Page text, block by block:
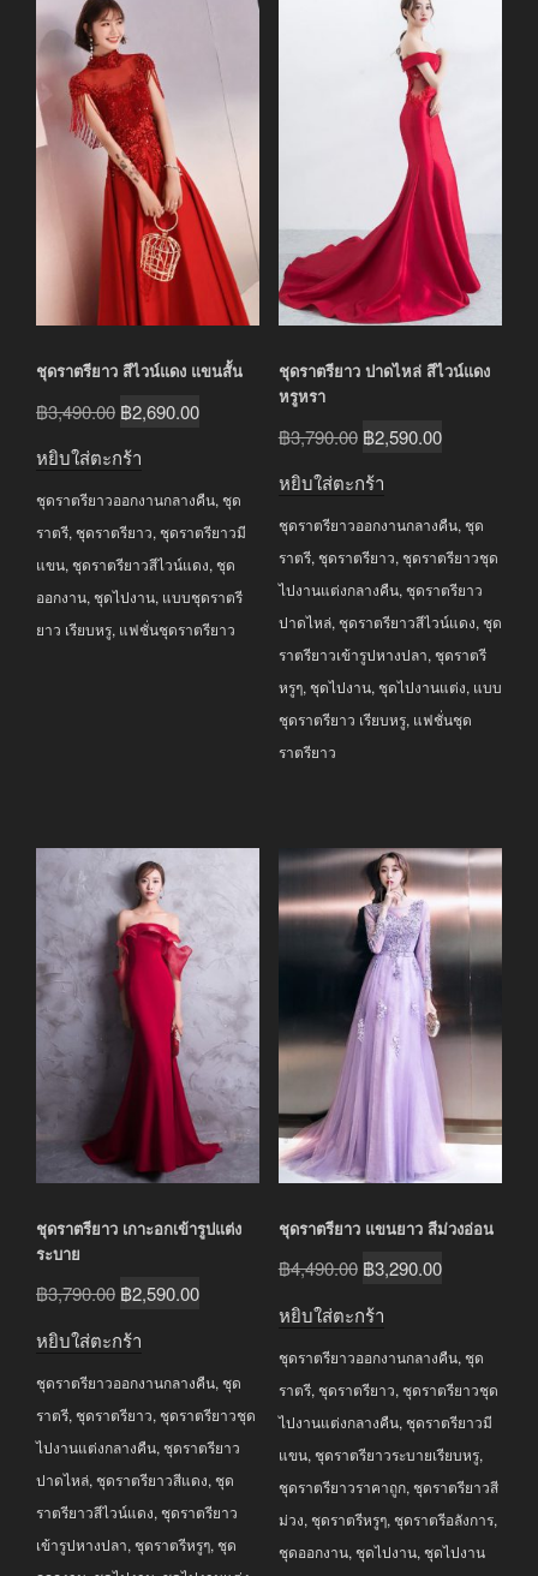
ชุดราตรียาว สีไวน์แดง แขนสั้น
฿3,490.00 Original
฿3,490.00.
฿2,690.00Current
฿2,690.00.
หยิบใส่ตะกร้า
ชุดราตรียาวออกงานกลางคืน, ชุด
ราตรี, ชุดราตรียาว, ชุดราตรียาวมี
แขน, ชุดราตรียาวสีไวน์แดง, ชุด
ออกงาน, ชุดไปงาน, แบบชุดราตรี
ยาว เรียบหรู, แฟชั่นชุดราตรียาว
ชุดราตรียาว ปาดไหล่ สีไวน์แดง
หรูหรา
฿3,790.00 Original
฿3,790.00.
฿2,590.00Current
฿2,590.00.
หยิบใส่ตะกร้า
ชุดราตรียาวออกงานกลางคืน, ชุด
ราตรี, ชุดราตรียาว, ชุดราตรียาวชุด
ไปงานแต่งกลางคืน, ชุดราตรียาว
ปาดไหล่, ชุดราตรียาวสีไวน์แดง, ชุด
ราตรียาวเข้ารูปหางปลา, ชุดราตรี
หรูๆ, ชุดไปงาน, ชุดไปงานแต่ง, แบบ
ชุดราตรียาว เรียบหรู, แฟชั่นชุด
ราตรียาว
ชุดราตรียาว เกาะอกเข้ารูปแต่ง
ระบาย
฿3,790.00 Original
฿3,790.00.
฿2,590.00Current
฿2,590.00.
หยิบใส่ตะกร้า
ชุดราตรียาวออกงานกลางคืน, ชุด
ราตรี, ชุดราตรียาว, ชุดราตรียาวชุด
ไปงานแต่งกลางคืน, ชุดราตรียาว
ปาดไหล่, ชุดราตรียาวสีแดง, ชุด
ราตรียาวสีไวน์แดง, ชุดราตรียาว
เข้ารูปหางปลา, ชุดราตรีหรูๆ, ชุด
ชุดราตรียาว แขนยาว สีม่วงอ่อน
฿4,490.00 Original
฿4,490.00.
฿3,290.00Current
฿3,290.00.
หยิบใส่ตะกร้า
ชุดราตรียาวออกงานกลางคืน, ชุด
ราตรี, ชุดราตรียาว, ชุดราตรียาวชุด
ไปงานแต่งกลางคืน, ชุดราตรียาวมี
แขน, ชุดราตรียาวระบายเรียบหรู,
ชุดราตรียาวราคาถูก, ชุดราตรียาวสี
ม่วง, ชุดราตรีหรูๆ, ชุดราตรีอลังการ,
ชุดออกงาน, ชุดไปงาน, ชุดไปงาน